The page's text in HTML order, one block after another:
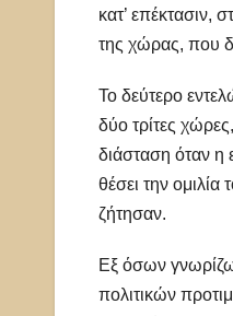
κατ’ επέκτασιν,
της χώρας, που
Το δεύτερο
δύο τρίτες
διάσταση όταν η
θέσει την
ζήτησαν.
Εξ όσων γνωρίζω
πολιτικών